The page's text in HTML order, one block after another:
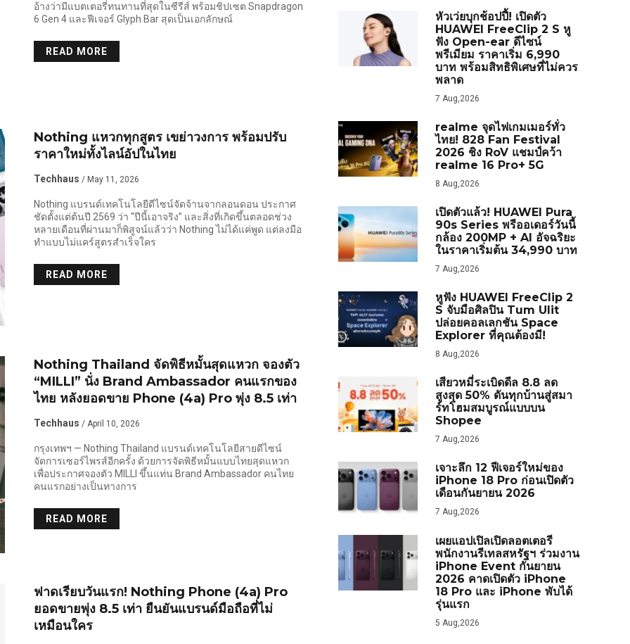
อ้างว่ามีแบตเตอรี่ทนทานที่สุดในซีรีส์ พร้อมชิปเซต Snapdragon
6 Gen 4 และฟีเจอร์ Glyph Bar สุดเป็นเอกลักษณ์
READ MORE
Nothing แหวกทุกสูตร เขย่าวงการ พร้อมปรับ
ราคาใหม่ทั้งไลน์อัปในไทย
Techhaus / May 11, 2026
Nothing แบรนด์เทคโนโลยีดีไซน์จัดจ้านจากลอนดอน ประกาศ
ชัดตั้งแต่ต้นปี 2569 ว่า “ปีนี้เอาจริง” และสิ่งที่เกิดขึ้นตลอดช่วง
หลายเดือนที่ผ่านมาก็พิสูจน์แล้วว่า Nothing ไม่ได้แค่พูด แต่ลงมือ
ทำแบบไม่แคร์สูตรสำเร็จใคร
READ MORE
Nothing Thailand จัดพิธีหมั้นสุดแหวก จองตัว
“MILLI” นั่ง Brand Ambassador คนแรกของ
ไทย หลังยอดขาย Phone (4a) Pro พุ่ง 8.5 เท่า
Techhaus / April 10, 2026
กรุงเทพฯ — Nothing Thailand แบรนด์เทคโนโลยีสายดีไซน์
จัดการเซอร์ไพรส์อีกครั้ง ด้วยการจัดพิธีหมั้นแบบไทยสุดแหวก
เพื่อประกาศจองตัว MILLI ขึ้นแท่น Brand Ambassador คนไทย
คนแรกอย่างเป็นทางการ
READ MORE
ฟาดเรียบวันแรก! Nothing Phone (4a) Pro
ยอดขายพุ่ง 8.5 เท่า ยืนยันแบรนด์มือถือที่ไม่
เหมือนใคร
หัวเว่ยบุกช้อปปี้! เปิดตัว
HUAWEI FreeClip 2 S หู
ฟัง Open-ear ดีไซน์
พรีเมียม ราคาเริ่ม 6,990
บาท พร้อมสิทธิพิเศษที่ไม่ควร
พลาด
7 Aug,2026
realme จุดไฟเกมเมอร์ทั่ว
ไทย! 828 Fan Festival
2026 ชิง RoV แชมป์คว้า
realme 16 Pro+ 5G
8 Aug,2026
เปิดตัวแล้ว! HUAWEI Pura
90s Series พรีออเดอร์วันนี้
กล้อง 200MP + AI อัจฉริยะ
ในราคาเริ่มต้น 34,990 บาท
7 Aug,2026
หูฟัง HUAWEI FreeClip 2
S จับมือศิลปิน Tum Ulit
ปล่อยคอลเลกชัน Space
Explorer ที่คุณต้องมี!
8 Aug,2026
เสียวหมี่ระเบิดดีล 8.8 ลด
สูงสุด 50% ดันทุกบ้านสู่สมา
ร์ทโฮมสมบูรณ์แบบบน
Shopee
7 Aug,2026
เจาะลึก 12 ฟีเจอร์ใหม่ของ
iPhone 18 Pro ก่อนเปิดตัว
เดือนกันยายน 2026
7 Aug,2026
เผยแอปเปิลเปิดลอตเตอรี
พนักงานรีเทลสหรัฐฯ ร่วมงาน
iPhone Event กันยายน
2026 คาดเปิดตัว iPhone
18 Pro และ iPhone พับได้
รุ่นแรก
5 Aug,2026